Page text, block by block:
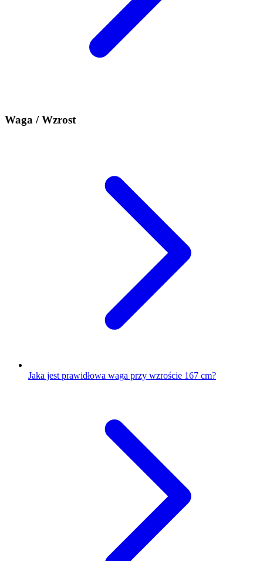
Waga / Wzrost
Jaka jest prawidłowa waga przy wzroście 167 cm?